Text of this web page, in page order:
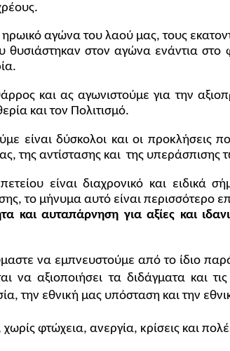
αγώνα του λαού μας, τους
θυσιάστηκαν στον αγώνα ενάντια στο
και ας αγωνιστούμε για την
και τον Πολιτισμό.
είναι δύσκολοι και οι προκλήσεις
της αντίστασης και  της
είναι διαχρονικό και ειδικά
το μήνυμα αυτό είναι περισσότερο
και αυταπάρνηση για αξίες και
να εμπνευστούμε από το ίδιο
να αξιοποιήσει τα διδάγματα και
την εθνική μας υπόσταση και την
χωρίς φτώχεια, ανεργία, κρίσεις και